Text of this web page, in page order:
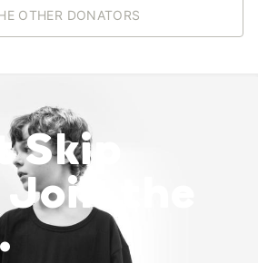
OTHER DONATORS
Skip
Join the